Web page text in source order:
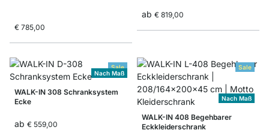
€ 785,00
ab € 819,00
Sale
Nach Maß
WALK-IN 308 Schranksystem
Ecke
ab € 559,00
Sale
Nach Maß
WALK-IN 408 Begehbarer
Eckkleiderschrank